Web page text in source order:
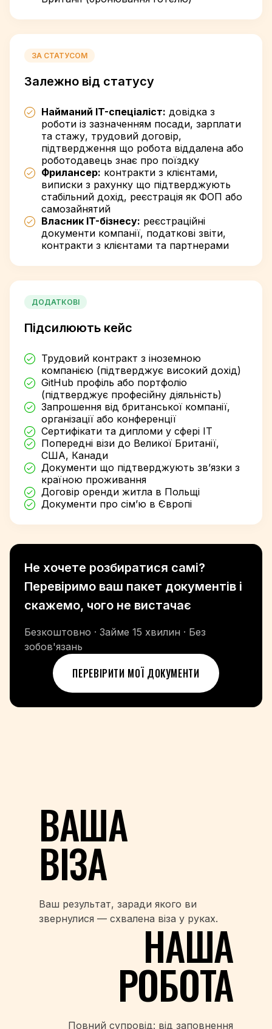
ЗА СТАТУСОМ
Залежно від статусу
Найманий IT-спеціаліст: довідка з
роботи із зазначенням посади, зарплати
та стажу, трудовий договір,
підтвердження що робота віддалена або
роботодавець знає про поїздку
Фрилансер: контракти з клієнтами,
виписки з рахунку що підтверджують
стабільний дохід, реєстрація як ФОП або
самозайнятий
Власник IT-бізнесу: реєстраційні
документи компанії, податкові звіти,
контракти з клієнтами та партнерами
ДОДАТКОВІ
Підсилюють кейс
Трудовий контракт з іноземною
компанією (підтверджує високий дохід)
GitHub профіль або портфоліо
(підтверджує професійну діяльність)
Запрошення від британської компанії,
організації або конференції
Сертифікати та дипломи у сфері IT
Попередні візи до Великої Британії,
США, Канади
Документи що підтверджують зв’язки з
країною проживання
Договір оренди житла в Польщі
Документи про сім’ю в Європі
Не хочете розбиратися самі?
Перевіримо ваш пакет документів і
скажемо, чого не вистачає
Безкоштовно · Займе 15 хвилин · Без
зобов'язань
ПЕРЕВІРИТИ МОЇ ДОКУМЕНТИ
ВАША
ВІЗА
Ваш результат, заради якого ви
звернулися — схвалена віза у руках.
НАША
РОБОТА
Повний супровід: від заповнення